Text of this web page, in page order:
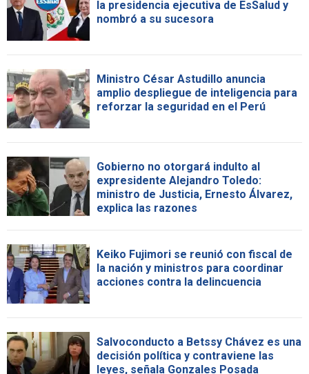
la presidencia ejecutiva de EsSalud y
nombró a su sucesora
Ministro César Astudillo anuncia
amplio despliegue de inteligencia para
reforzar la seguridad en el Perú
Gobierno no otorgará indulto al
expresidente Alejandro Toledo:
ministro de Justicia, Ernesto Álvarez,
explica las razones
Keiko Fujimori se reunió con fiscal de
la nación y ministros para coordinar
acciones contra la delincuencia
Salvoconducto a Betssy Chávez es una
decisión política y contraviene las
leyes, señala Gonzales Posada